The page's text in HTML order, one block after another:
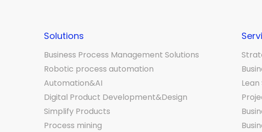
Solutions
Business Process Management Solutions
Robotic process automation
Automation&AI
Digital Product Development&Design
Simplify Products
Process mining
Lean